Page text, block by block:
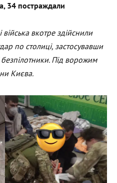
34 постраждали
війська вкотре здійснили
по столиці, застосувавши
безпілотники. Під ворожим
Києва.